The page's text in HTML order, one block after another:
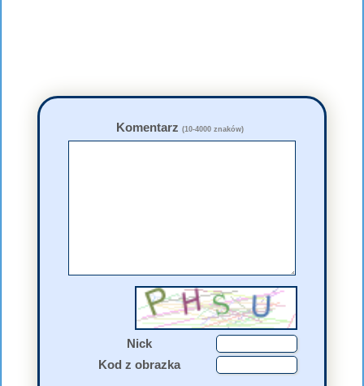
Komentarz (10-4000 znaków)
Nick
Kod z obrazka